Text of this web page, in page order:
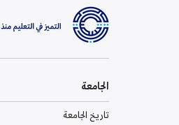
الجامعة
تاريخ الجامعة